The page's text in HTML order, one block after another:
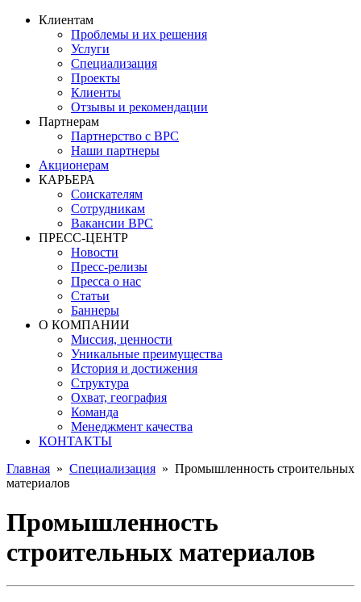
Клиентам
Проблемы и их решения
Услуги
Специализация
Проекты
Клиенты
Отзывы и рекомендации
Партнерам
Партнерство с BPC
Наши партнеры
Акционерам
КАРЬЕРА
Соискателям
Сотрудникам
Вакансии BPC
ПРЕСС-ЦЕНТР
Новости
Пресс-релизы
Пресса о нас
Статьи
Баннеры
О КОМПАНИИ
Миссия, ценности
Уникальные преимущества
История и достижения
Структура
Охват, география
Команда
Менеджмент качества
КОНТАКТЫ
Главная » Специализация » Промышленность строительных
материалов
Промышленность
строительных материалов